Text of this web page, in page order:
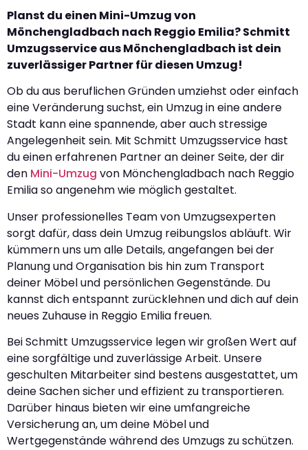
Planst du einen Mini-Umzug von
Mönchengladbach nach Reggio Emilia? Schmitt
Umzugsservice aus Mönchengladbach ist dein
zuverlässiger Partner für diesen Umzug!
Ob du aus beruflichen Gründen umziehst oder einfach
eine Veränderung suchst, ein Umzug in eine andere
Stadt kann eine spannende, aber auch stressige
Angelegenheit sein. Mit Schmitt Umzugsservice hast
du einen erfahrenen Partner an deiner Seite, der dir
den Mini-Umzug von Mönchengladbach nach Reggio
Emilia so angenehm wie möglich gestaltet.
Unser professionelles Team von Umzugsexperten
sorgt dafür, dass dein Umzug reibungslos abläuft. Wir
kümmern uns um alle Details, angefangen bei der
Planung und Organisation bis hin zum Transport
deiner Möbel und persönlichen Gegenstände. Du
kannst dich entspannt zurücklehnen und dich auf dein
neues Zuhause in Reggio Emilia freuen.
Bei Schmitt Umzugsservice legen wir großen Wert auf
eine sorgfältige und zuverlässige Arbeit. Unsere
geschulten Mitarbeiter sind bestens ausgestattet, um
deine Sachen sicher und effizient zu transportieren.
Darüber hinaus bieten wir eine umfangreiche
Versicherung an, um deine Möbel und
Wertgegenstände während des Umzugs zu schützen.